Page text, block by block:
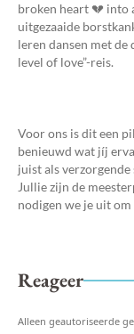
broken heart 💔 into
uitgezaaide
leren dansen met de
level of love”-reis.
Voor ons is dit een
benieuwd wat jíj
juist als
Jullie zijn de
nodigen we je uit om
Reageer
Alleen geautoriseerde